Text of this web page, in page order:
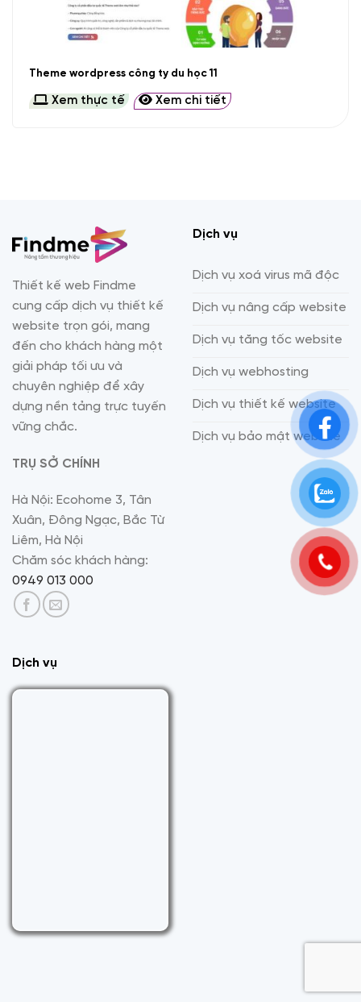
Theme wordpress công ty du học 11
Xem thực tế Xem chi tiết
Thiết kế web Findme
cung cấp dịch vụ thiết kế
website trọn gói, mang
đến cho khách hàng một
giải pháp tối ưu và
chuyên nghiệp để xây
dựng nền tảng trực tuyến
vững chắc.
TRỤ SỞ CHÍNH
Hà Nội: Ecohome 3, Tân
Xuân, Đông Ngạc, Bắc Từ
Liêm, Hà Nội
Chăm sóc khách hàng:
0949 013 000
Dịch vụ
Dịch vụ xoá virus mã độc
Dịch vụ nâng cấp website
Dịch vụ tăng tốc website
Dịch vụ webhosting
Dịch vụ thiết kế website
Dịch vụ bảo mật website
Dịch vụ